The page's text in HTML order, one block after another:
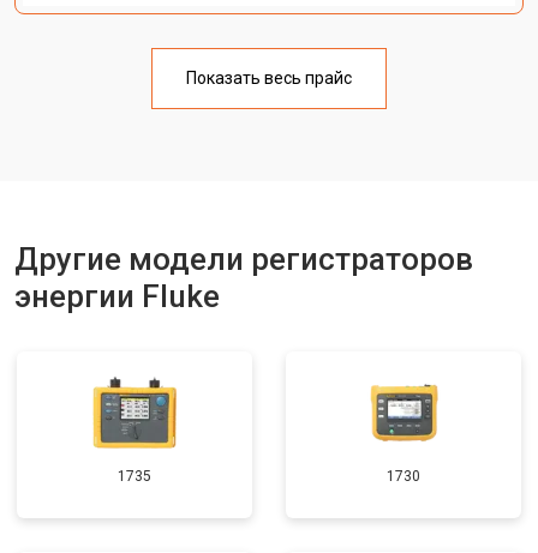
Показать весь прайс
Другие модели регистраторов
энергии Fluke
1735 1730